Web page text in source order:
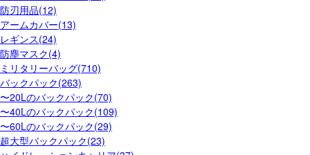
防刃用品(12)
アームカバー(13)
レギンス(24)
防塵マスク(4)
ミリタリーバッグ(710)
バックパック(263)
〜20Lのバックパック(70)
〜40Lのバックパック(109)
〜60Lのバックパック(29)
超大型バックパック(23)